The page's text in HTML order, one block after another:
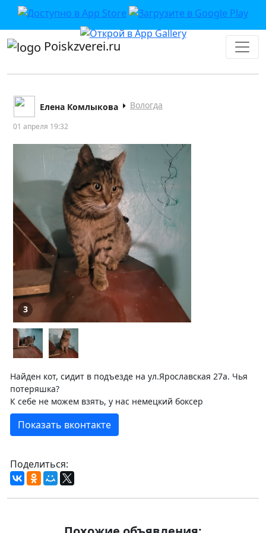
Poiskzverei.ru
Елена Комлыкова Вологда
01 апреля 19:32
3
Найден кот, сидит в подъезде на ул.Ярославская 27а. Чья
потеряшка?
К себе не можем взять, у нас немецкий боксер
Показать вконтакте
Поделиться: